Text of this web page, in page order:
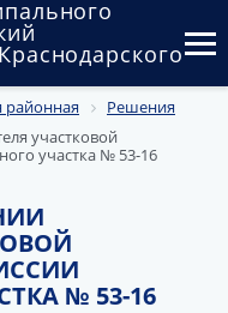
контроль
районная
Решения
участковой
участка № 53-16
№ 53-16